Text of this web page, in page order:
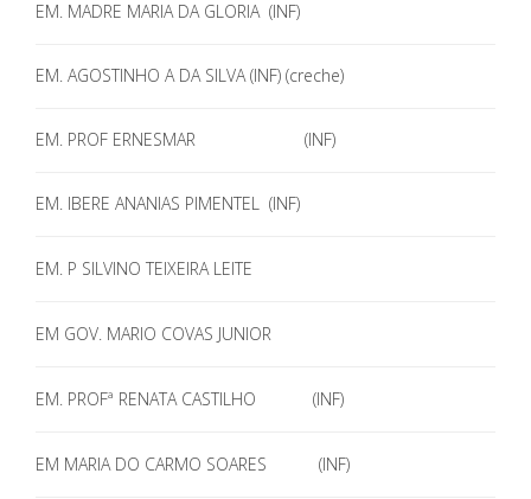
EM. MADRE MARIA DA GLORIA (INF)
EM. AGOSTINHO A DA SILVA (INF) (creche)
EM. PROF ERNESMAR (INF)
EM. IBERE ANANIAS PIMENTEL (INF)
EM. P SILVINO TEIXEIRA LEITE
EM GOV. MARIO COVAS JUNIOR
EM. PROFª RENATA CASTILHO (INF)
EM MARIA DO CARMO SOARES (INF)